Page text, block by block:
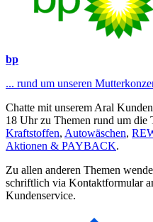
bp
... rund um unseren
Chatte mit unserem Aral
18 Uhr zu Themen rund um die
Kraftstoffen, Autowäschen,
Aktionen & PAYBACK.
Zu allen anderen Themen
schriftlich via Kontaktformular
Kundenservice.